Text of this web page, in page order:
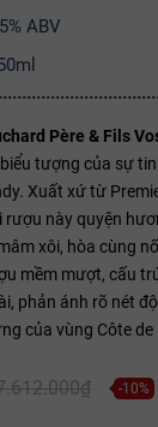
ABV
Père & Fils
biểu tượng của sự
Xuất xứ từ
rượu này quyện
xôi, hòa cùng
mềm mượt, cấu
phản ánh rõ nét
của vùng Côte de
-10%